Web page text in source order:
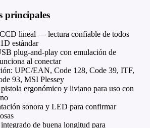
principales
lineal — lectura confiable de todos
estándar
plug-and-play con emulación de
al conectar
UPC/EAN, Code 128, Code 39, ITF,
93, MSI Plessey
ergonómico y liviano para uso con
sonora y LED para confirmar
de buena longitud para